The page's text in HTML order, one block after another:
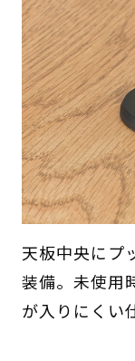
天板中央にプ
装備。未使用
が入りにくい